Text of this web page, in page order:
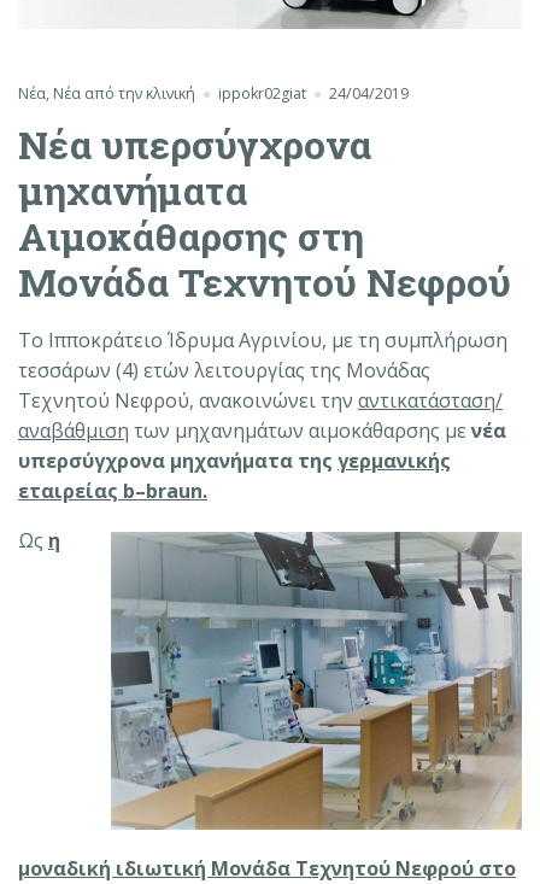
Νέα, Νέα από την κλινική ippokr02giat 24/04/2019
Νέα υπερσύγχρονα
μηχανήματα
Αιμοκάθαρσης στη
Μονάδα Τεχνητού Νεφρού
Το Ιπποκράτειο Ίδρυμα Αγρινίου, με τη συμπλήρωση
τεσσάρων (4) ετών λειτουργίας της Μονάδας
Τεχνητού Νεφρού, ανακοινώνει την αντικατάσταση/
αναβάθμιση των μηχανημάτων αιμοκάθαρσης μενέα
υπερσύγχρονα μηχανήματα της γερμανικής
εταιρείας b–braun.
Ως η
μοναδική ιδιωτική Μονάδα Τεχνητού Νεφρού στο